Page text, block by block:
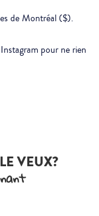
de Montréal ($).
pour ne rien
VEUX?